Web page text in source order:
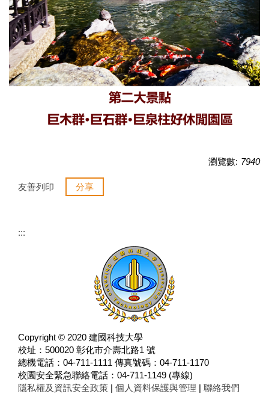
瀏覽數: 7940
友善列印 分享
:::
Copyright © 2020 建國科技大學
校址：500020 彰化市介壽北路1 號
總機電話：04-711-1111 傳真號碼：04-711-1170
校園安全緊急聯絡電話：04-711-1149 (專線)
隱私權及資訊安全政策 | 個人資料保護與管理 | 聯絡我們